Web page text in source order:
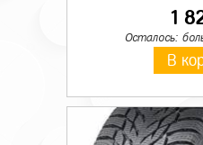
Вылет
1
Осталось:
В